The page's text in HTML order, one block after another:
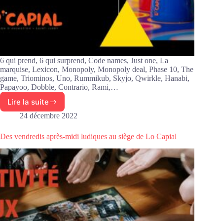
6 qui prend, 6 qui surprend, Code names, Just one, La
marquise, Lexicon, Monopoly, Monopoly deal, Phase 10, The
game, Triominos, Uno, Rummikub, Skyjo, Qwirkle, Hanabi,
Papayoo, Dobble, Contrario, Rami,…
Lire la suite
Des
nouvelles
l’activité
de
société
24 décembre 2022
Des vendredis après-midi ludiques au siège de Lo Capial